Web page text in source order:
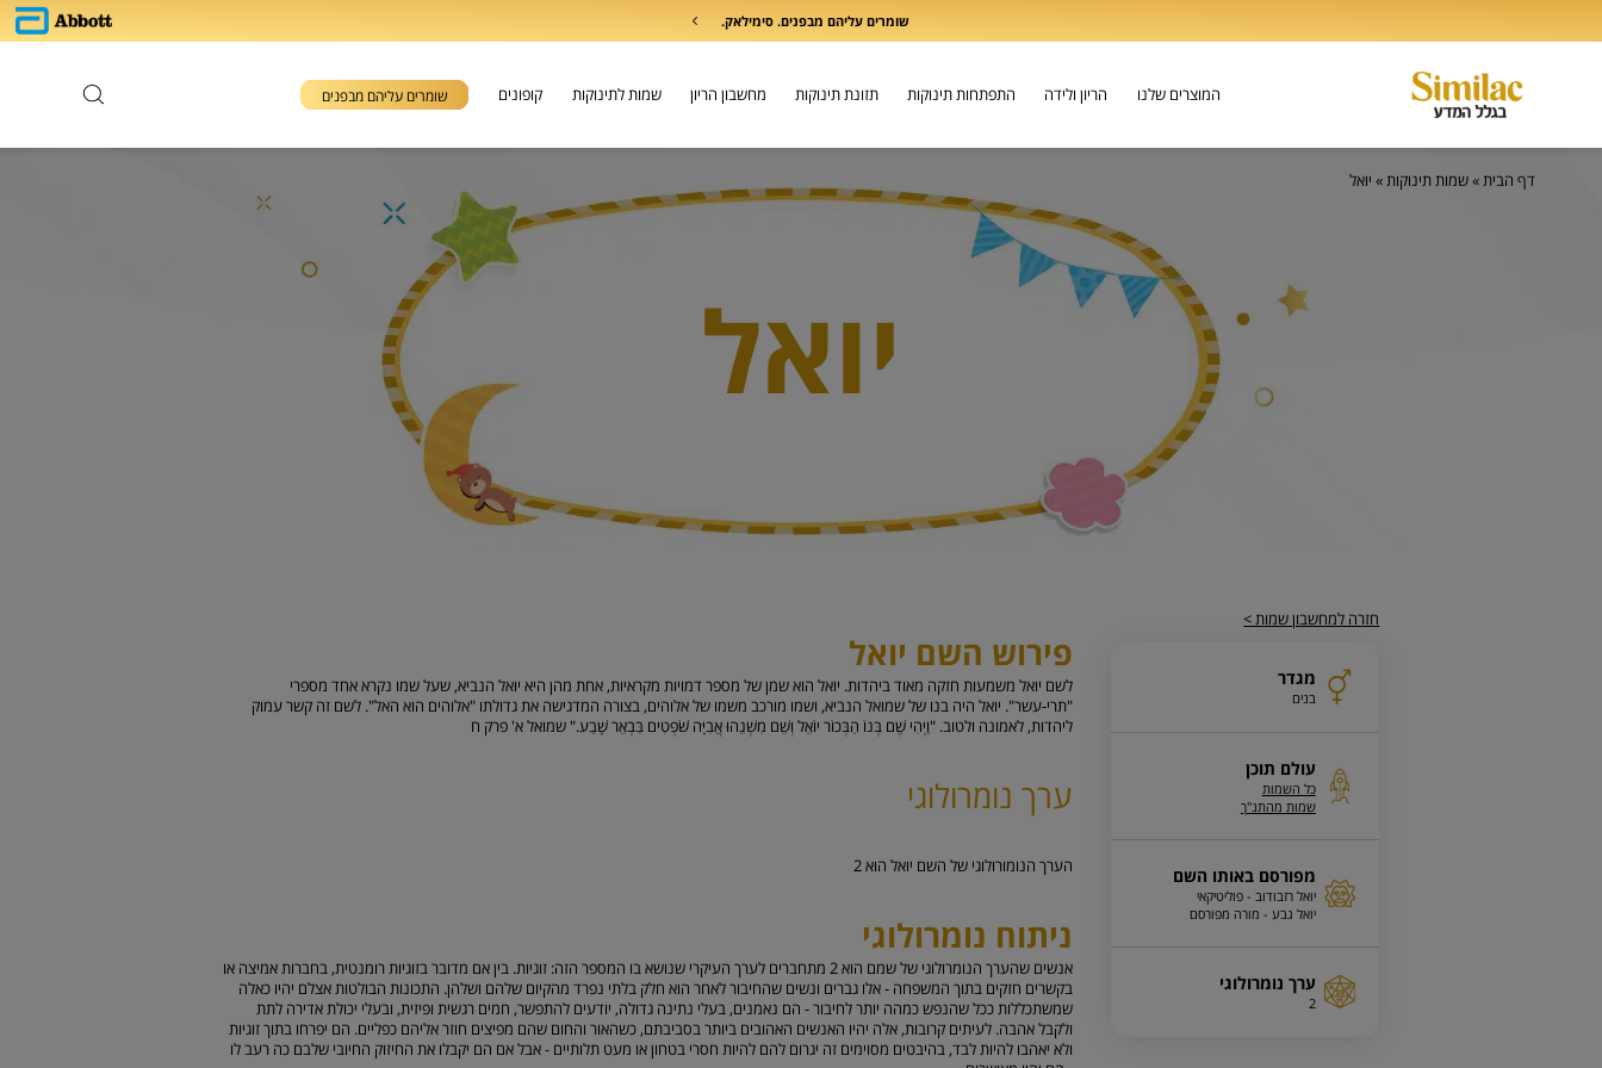
שומרים עליהם מבפנים. סימילאק.
המוצרים שלנו הריון ולידה התפתחות תינוקות תזונת תינוקות מחשבון הריון שמות לתינוקות קופונים שומרים עליהם מבפנים
יואל
דף הבית»שמות תינוקות» יואל
חזרה למחשבון שמות >
מגדר
בנים
עולם תוכן
כל השמות
שמות מהתנ"ך
מפורסם באותו השם
יואל רזבודוב - פוליטיקאי
יואל גבע - מורה מפורסם
ערך נומרולוגי
2
פירוש השם יואל
לשם יואל משמעות חזקה מאוד ביהדות. יואל הוא שמן של מספר דמויות מקראיות, אחת מהן היא יואל הנביא, שעל שמו נקרא אחד מספרי
"תרי-עשר". יואל היה בנו של שמואל הנביא, ושמו מורכב משמו של אלוהים, בצורה המדגישה את גדולתו "אלוהים הוא האל". לשם זה קשר עמוק
ליהדות, לאמונה ולטוב. "וַיְהִי שֶׁם בְּנוֹ הַבְּכוֹר יוֹאֵל וְשֵׁם מִשְׁנֵהוּ אֲבִיָּה שֹׁפְטִים בִּבְאֵר שָׁבַע." שמואל א' פרק ח
ערך נומרולוגי
הערך הנומורולוגי של השם יואל הוא2
ניתוח נומרולוגי
אנשים שהערך הנומרולוגי של שמם הוא 2 מתחברים לערך העיקרי שנושא בו המספר הזה: זוגיות. בין אם מדובר בזוגיות רומנטית, בחברות אמיצה או
בקשרים חזקים בתוך המשפחה - אלו גברים ונשים שהחיבור לאחר הוא חלק בלתי נפרד מהקיום שלהם ושלהן. התכונות הבולטות אצלם יהיו כאלה
שמשתכללות ככל שהנפש כמהה יותר לחיבור - הם נאמנים, בעלי נתינה גדולה, יודעים להתפשר, חמים רגשית ופיזית, ובעלי יכולת אדירה לתת
ולקבל אהבה. לעיתים קרובות, אלה יהיו האנשים האהובים ביותר בסביבתם, כשהאור והחום שהם מפיצים חוזר אליהם כפליים. הם יפרחו בתוך זוגיות
ולא יאהבו להיות לבד, בהיבטים מסוימים זה יגרום להם להיות חסרי בטחון או מעט תלותיים - אבל אם הם יקבלו את החיזוק החיובי שלבם כה רעב לו